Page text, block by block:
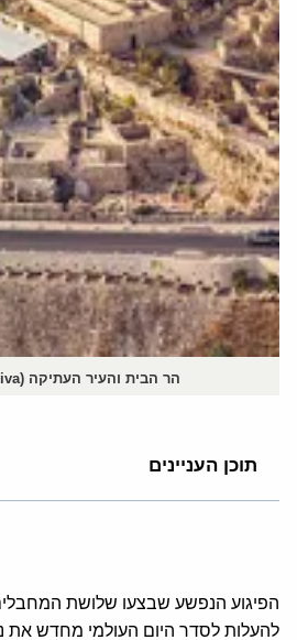
הר הבית והעיר העתיקה (Andrew Shiva)
תוכן העניינים
הפיגוע הנפשע שבצעו שלושת
להעלות לסדר היום העולמי מחדש את